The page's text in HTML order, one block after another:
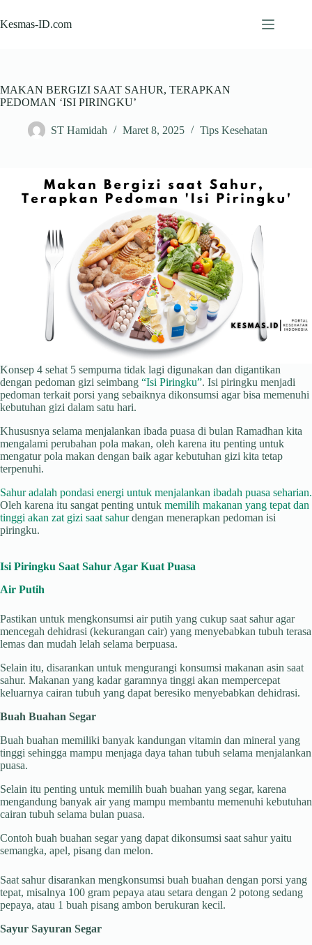
to
content
Kesmas-ID.com
MAKAN BERGIZI SAAT SAHUR, TERAPKAN
PEDOMAN ‘ISI PIRINGKU’
ST Hamidah Maret 8, 2025 Tips Kesehatan
Konsep 4 sehat 5 sempurna tidak lagi digunakan dan digantikan
dengan pedoman gizi seimbang “Isi Piringku”. Isi piringku menjadi
pedoman terkait porsi yang sebaiknya dikonsumsi agar bisa memenuhi
kebutuhan gizi dalam satu hari.
Khususnya selama menjalankan ibada puasa di bulan Ramadhan kita
mengalami perubahan pola makan, oleh karena itu penting untuk
mengatur pola makan dengan baik agar kebutuhan gizi kita tetap
terpenuhi.
Sahur adalah pondasi energi untuk menjalankan ibadah puasa seharian.
Oleh karena itu sangat penting untuk memilih makanan yang tepat dan
tinggi akan zat gizi saat sahurdengan menerapkan pedoman isi
piringku.
Isi Piringku Saat Sahur Agar Kuat Puasa
Air Putih
Pastikan untuk mengkonsumsi air putih yang cukup saat sahur agar
mencegah dehidrasi (kekurangan cair) yang menyebabkan tubuh terasa
lemas dan mudah lelah selama berpuasa.
Selain itu, disarankan untuk mengurangi konsumsi makanan asin saat
sahur. Makanan yang kadar garamnya tinggi akan mempercepat
keluarnya cairan tubuh yang dapat beresiko menyebabkan dehidrasi.
Buah Buahan Segar
Buah buahan memiliki banyak kandungan vitamin dan mineral yang
tinggi sehingga mampu menjaga daya tahan tubuh selama menjalankan
puasa.
Selain itu penting untuk memilih buah buahan yang segar, karena
mengandung banyak air yang mampu membantu memenuhi kebutuhan
cairan tubuh selama bulan puasa.
Contoh buah buahan segar yang dapat dikonsumsi saat sahur yaitu
semangka, apel, pisang dan melon.
Saat sahur disarankan mengkonsumsi buah buahan dengan porsi yang
tepat, misalnya 100 gram pepaya atau setara dengan 2 potong sedang
pepaya, atau 1 buah pisang ambon berukuran kecil.
Sayur Sayuran Segar